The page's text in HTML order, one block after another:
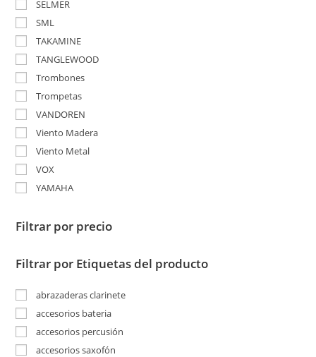
SELMER
SML
TAKAMINE
TANGLEWOOD
Trombones
Trompetas
VANDOREN
Viento Madera
Viento Metal
VOX
YAMAHA
Filtrar por precio
Filtrar por Etiquetas del producto
abrazaderas clarinete
accesorios bateria
accesorios percusión
accesorios saxofón